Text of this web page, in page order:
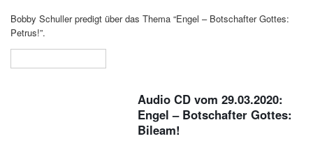
Bobby Schuller predigt über das Thema “Engel – Botschafter Gottes:
Petrus!”.
Audio CD vom 29.03.2020:
Engel – Botschafter Gottes:
Bileam!